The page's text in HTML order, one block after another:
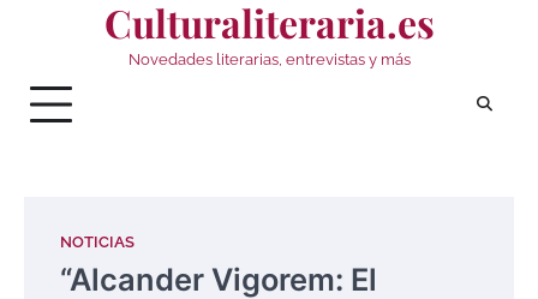
Culturaliteraria.es
Novedades literarias, entrevistas y más
NOTICIAS
“Alcander Vigorem: El